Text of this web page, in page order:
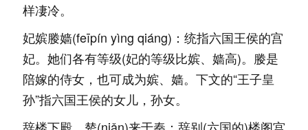
样凄冷。
妃嫔媵嫱(feīpín yìng qiáng)：统指六国王侯的宫
妃。她们各有等级(妃的等级比嫔、嫱高)。媵是
陪嫁的侍女，也可成为嫔、嫱。下文的“王子皇
孙”指六国王侯的女儿，孙女。